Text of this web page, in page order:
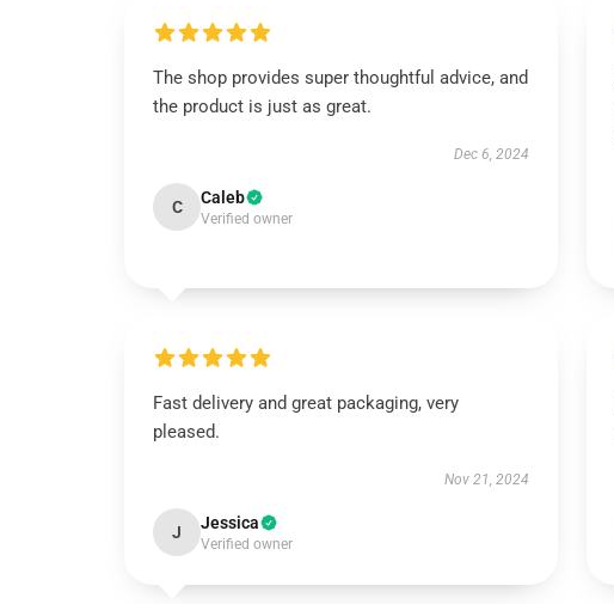
The shop provides super thoughtful advice, and
the product is just as great.
Dec 6, 2024
C Caleb
Verified owner
Fast delivery and great packaging, very
pleased.
Nov 21, 2024
J Jessica
Verified owner